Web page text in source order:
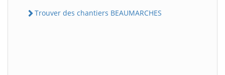
Trouver des chantiers BEAUMARCHES